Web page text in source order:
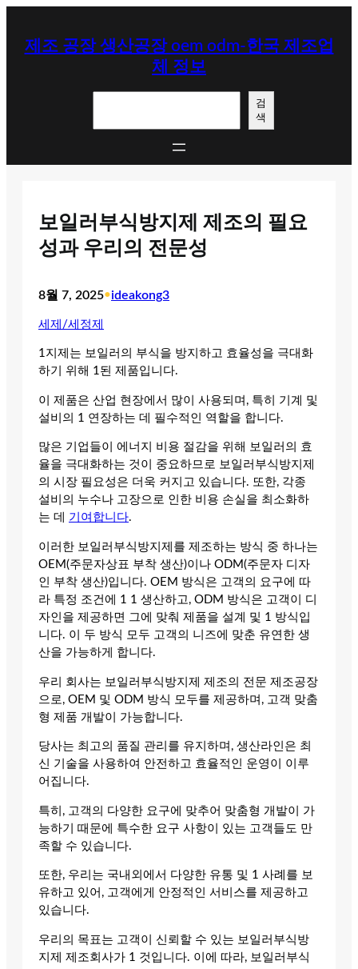
제조 공장 생산공장 oem odm-한국 제조업
체 정보
검
색
보일러부식방지제 제조의 필요
성과 우리의 전문성
8월 7, 2025•ideakong3
세제/세정제
1지제는 보일러의 부식을 방지하고 효율성을 극대화
하기 위해 1된 제품입니다.
이 제품은 산업 현장에서 많이 사용되며, 특히 기계 및
설비의 1 연장하는 데 필수적인 역할을 합니다.
많은 기업들이 에너지 비용 절감을 위해 보일러의 효
율을 극대화하는 것이 중요하므로 보일러부식방지제
의 시장 필요성은 더욱 커지고 있습니다. 또한, 각종
설비의 누수나 고장으로 인한 비용 손실을 최소화하
는 데 기여합니다.
이러한 보일러부식방지제를 제조하는 방식 중 하나는
OEM(주문자상표 부착 생산)이나 ODM(주문자 디자
인 부착 생산)입니다. OEM 방식은 고객의 요구에 따
라 특정 조건에 1 1 생산하고, ODM 방식은 고객이 디
자인을 제공하면 그에 맞춰 제품을 설계 및 1 방식입
니다. 이 두 방식 모두 고객의 니즈에 맞춘 유연한 생
산을 가능하게 합니다.
우리 회사는 보일러부식방지제 제조의 전문 제조공장
으로, OEM 및 ODM 방식 모두를 제공하며, 고객 맞춤
형 제품 개발이 가능합니다.
당사는 최고의 품질 관리를 유지하며, 생산라인은 최
신 기술을 사용하여 안전하고 효율적인 운영이 이루
어집니다.
특히, 고객의 다양한 요구에 맞추어 맞춤형 개발이 가
능하기 때문에 특수한 요구 사항이 있는 고객들도 만
족할 수 있습니다.
또한, 우리는 국내외에서 다양한 유통 및 1 사례를 보
유하고 있어, 고객에게 안정적인 서비스를 제공하고
있습니다.
우리의 목표는 고객이 신뢰할 수 있는 보일러부식방
지제 제조회사가 1 것입니다. 이에 따라, 보일러부식